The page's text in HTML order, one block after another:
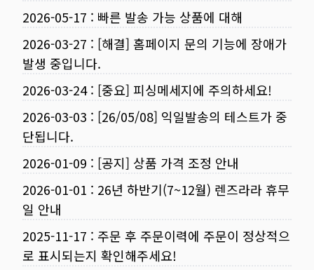
2026-05-17 : 빠른 발송 가능 상품에 대해
2026-03-27 : [해결] 홈페이지 문의 기능에 장애가
발생 중입니다.
2026-03-24: [중요] 피싱메세지에 주의하세요!
2026-03-03 : [26/05/08] 익일발송의 테스트가 중
단됩니다.
2026-01-09 : [공지] 상품 가격 조정 안내
2026-01-01 : 26년 하반기(7~12월) 렌즈라라 휴무
일 안내
2025-11-17 : 주문 후 주문이력에 주문이 정상적으
로 표시되는지 확인해주세요!